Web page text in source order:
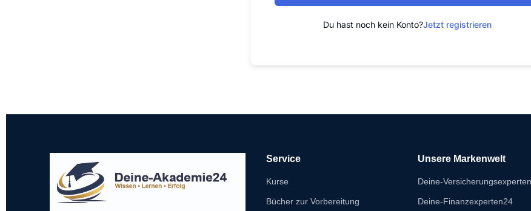
Du hast noch kein Konto?Jetzt registrieren
Service
Kurse
Bücher zur Vorbereitung
Unsere Markenwelt
Deine-
Deine-Finanzexperten24